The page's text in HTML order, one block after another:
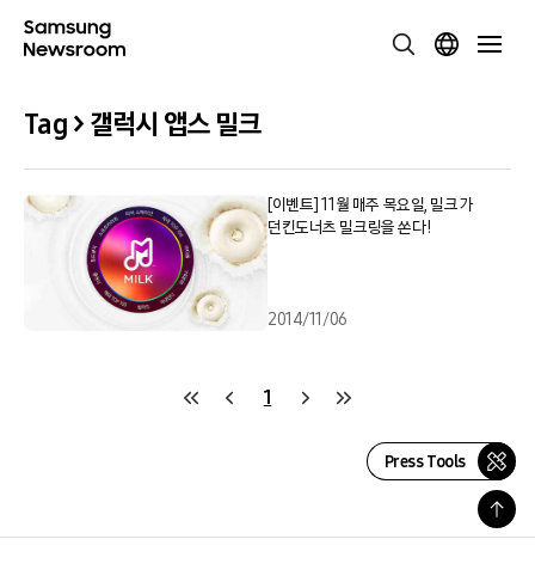
Tag > 갤럭시 앱스 밀크
[이벤트] 11월 매주 목요일, 밀크가
던킨도너츠 밀크링을 쏜다!
2014/11/06
1
Press Tools